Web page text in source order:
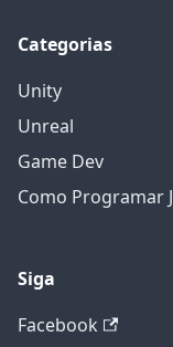
Categorias
Unity
Unreal
Game Dev
Como Programar
Siga
Facebook